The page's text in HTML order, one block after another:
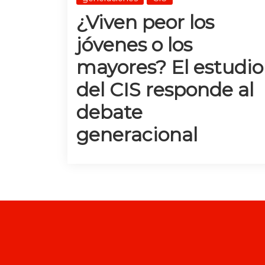
¿Viven peor los
jóvenes o los
mayores? El estudio
del CIS responde al
debate
generacional